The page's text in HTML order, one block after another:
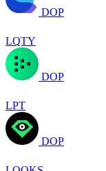
DOP
LQTY
DOP
LPT
DOP